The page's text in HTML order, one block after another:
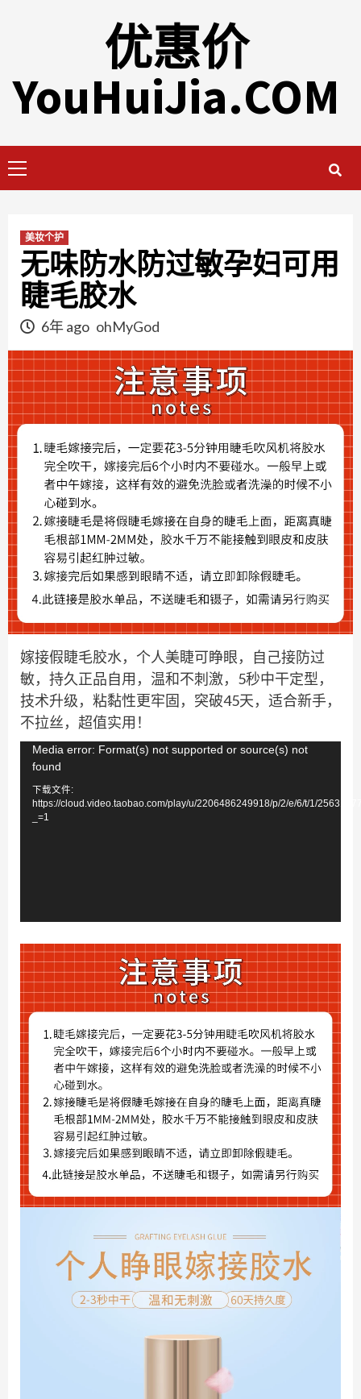
优惠价
YouHuiJia.COM
Menu
美妆个护
无味防水防过敏孕妇可用
睫毛胶水
6年 ago ohMyGod
嫁接假睫毛胶水，个人美睫可睁眼，自己接防过
敏，持久正品自用，温和不刺激，5秒中干定型，
技术升级，粘黏性更牢固，突破45天，适合新手，
不拉丝，超值实用！
视
频
Media error: Format(s) not supported or source(s) not
found
下载文件:
https://cloud.video.taobao.com/play/u/2206486249918/p/2/e/6/t/1/
_=1